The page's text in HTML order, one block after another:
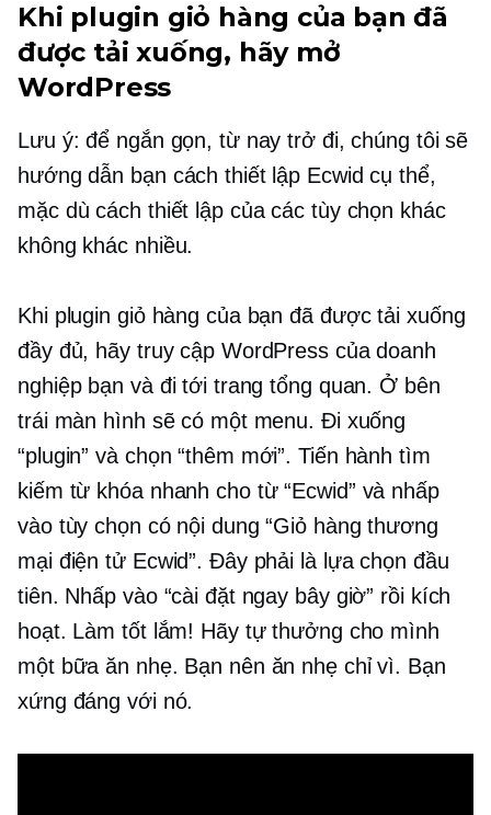
Khi plugin giỏ hàng của bạn đã
được tải xuống, hãy mở
WordPress
Lưu ý: để ngắn gọn, từ nay trở đi, chúng tôi sẽ
hướng dẫn bạn cách thiết lập Ecwid cụ thể,
mặc dù cách thiết lập của các tùy chọn khác
không khác nhiều.
Khi plugin giỏ hàng của bạn đã được tải xuống
đầy đủ, hãy truy cập WordPress của doanh
nghiệp bạn và đi tới trang tổng quan. Ở bên
trái màn hình sẽ có một menu. Đi xuống
“plugin” và chọn “thêm mới”. Tiến hành tìm
kiếm từ khóa nhanh cho từ “Ecwid” và nhấp
vào tùy chọn có nội dung “Giỏ hàng thương
mại điện tử Ecwid”. Đây phải là lựa chọn đầu
tiên. Nhấp vào “cài đặt ngay bây giờ” rồi kích
hoạt. Làm tốt lắm! Hãy tự thưởng cho mình
một bữa ăn nhẹ. Bạn nên ăn nhẹ chỉ vì. Bạn
xứng đáng với nó.